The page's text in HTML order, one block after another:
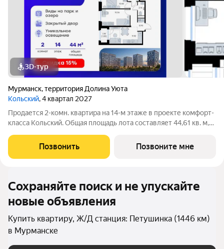
3D-тур
Мурманск,территория Долина Уюта
Кольский, 4 квартал 2027
Продается 2-комн. квартира на 14-м этаже в проекте комфорт-
класса Кольский. Общая площадь лота составляет 44,61 кв. м,
кухонную зону. Номер квартиры - 715. Преимущества
квартиры: угловая,
Позвонить Позвоните мне
Сохраняйте поиск и не упускайте
новые объявления
Купить квартиру, Ж/Д станция: Петушинка (1446 км)
в Мурманске